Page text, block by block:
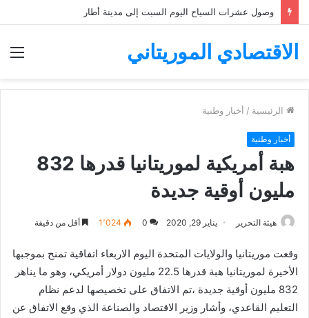
وصول عشرات السياح اليوم السبت إلى مدينة أطار
الاقتصادي الموريتاني
الرئيسية / أخبار وطنية
أخبار وطنية
هبة أمريكية لموريتانيا قدرها 832
مليون أوقية جديدة
هيئة التحرير يناير 29, 2020 0 1٬024 أقل من دقيقة
وقعت موريتانيا والولايات المتحدة اليوم الاربعاء اتفاقية تمنح بموجبها
الأخيرة لموريتانيا هبة قدرها 22.5 مليون دولار أمريكي، وهو ما يناهر
832 مليون أوقية جديدة ،تم الاتفاق على تخصيصها لدعم نظام
التعليم القاعدي، وأشار وزير الاقتصاد والصناعة الذي وقع الاتفاق عن